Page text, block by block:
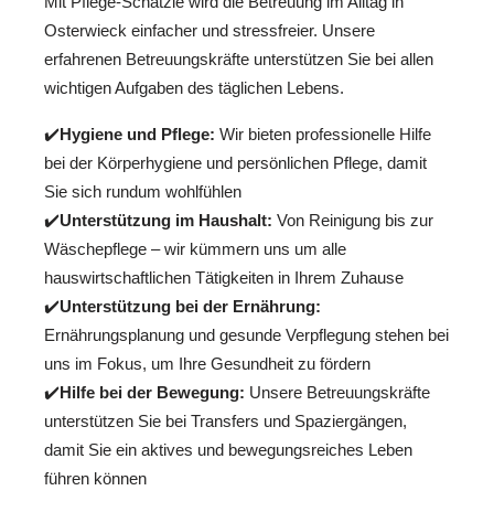
Osterwieck einfacher und stressfreier. Unsere
erfahrenen Betreuungskräfte unterstützen Sie bei allen
wichtigen Aufgaben des täglichen Lebens.
✔️Hygiene und Pflege: Wir bieten professionelle Hilfe
bei der Körperhygiene und persönlichen Pflege, damit
Sie sich rundum wohlfühlen
✔️Unterstützung im Haushalt: Von Reinigung bis zur
Wäschepflege – wir kümmern uns um alle
hauswirtschaftlichen Tätigkeiten in Ihrem Zuhause
✔️Unterstützung bei der Ernährung:
Ernährungsplanung und gesunde Verpflegung stehen bei
uns im Fokus, um Ihre Gesundheit zu fördern
✔️Hilfe bei der Bewegung: Unsere Betreuungskräfte
unterstützen Sie bei Transfers und Spaziergängen,
damit Sie ein aktives und bewegungsreiches Leben
führen können